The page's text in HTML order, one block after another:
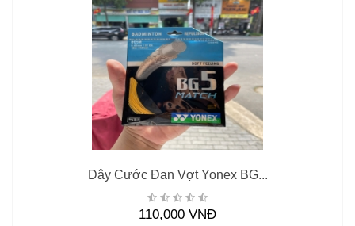
Dây Cước Đan Vợt Yonex BG...
110,000 VNĐ